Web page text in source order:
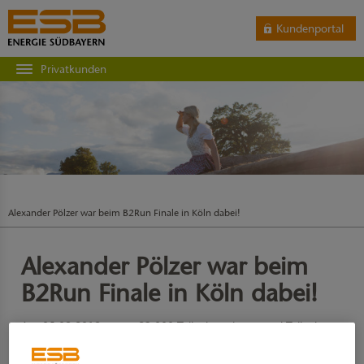
Kundenportal
Privatkunden
Alexander Pölzer war beim B2Run Finale in Köln dabei!
Alexander Pölzer war beim
B2Run Finale in Köln dabei!
Am 05.09.2019 waren 23.000 Teilnehmerinnen und Teilnehmer
Finale in Köln dabei. Zusammen erlebten Sie den einzigartigen